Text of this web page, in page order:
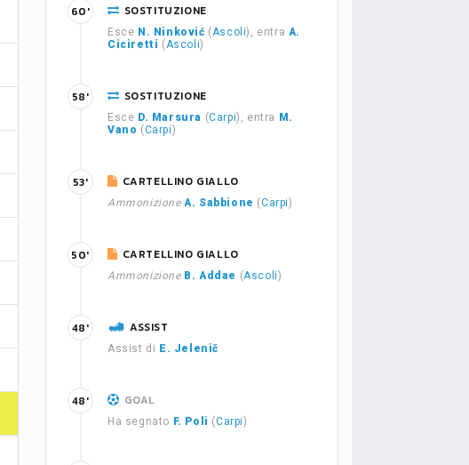
SOSTITUZIONE
Esce N. Ninković (Ascoli), entra A.
Ciciretti (Ascoli)
60'
SOSTITUZIONE
Esce D. Marsura (Carpi), entra
M.
Vano (Carpi)
58'
CARTELLINO GIALLO
Ammonizione A. Sabbione (Carpi)
53'
CARTELLINO GIALLO
Ammonizione B. Addae (Ascoli)
50'
ASSIST
Assist di E. Jelenič
48'
GOAL
Ha segnato F. Poli (Carpi)
48'